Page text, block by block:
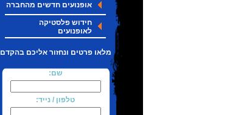
אופנועים חדשים מהחברה
חידוש פלסטיקה
לאופנועים
מלאו פרטים ונחזור אליכם בהקדם
שם:
טלפון / נייד: